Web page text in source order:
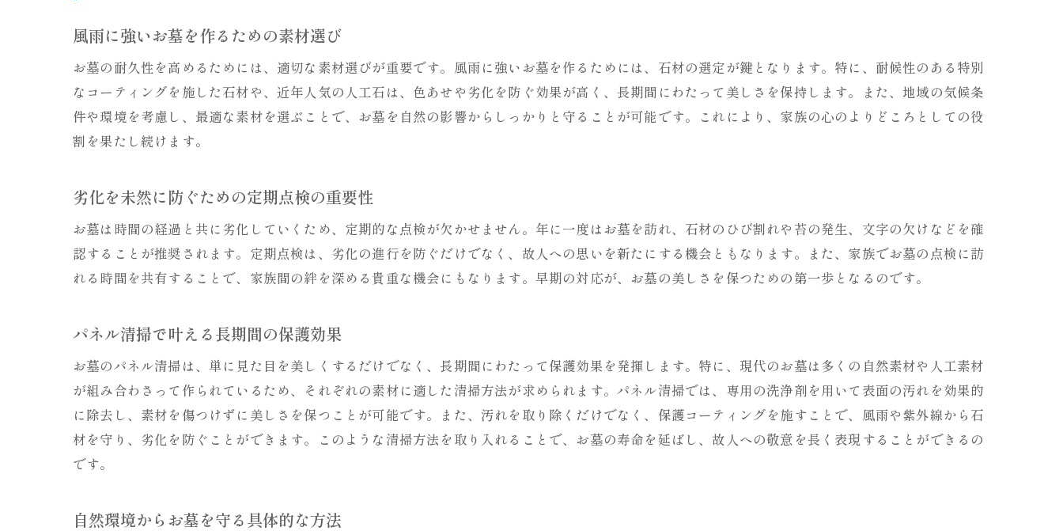
サービス選びで注意すべき点
プロならではの清掃技術の魅力
お墓のニーズに合わせたサービスの選び方
風雨に強いお墓を作るための素材選び
お墓の耐久性を高めるためには、適切な素材選びが重要です。風雨に強いお墓を作るためには、石材の選定が鍵となります。特に、耐候性のある特別
なコーティングを施した石材や、近年人気の人工石は、色あせや劣化を防ぐ効果が高く、長期間にわたって美しさを保持します。また、地域の気候条
件や環境を考慮し、最適な素材を選ぶことで、お墓を自然の影響からしっかりと守ることが可能です。これにより、家族の心のよりどころとしての役
割を果たし続けます。
劣化を未然に防ぐための定期点検の重要性
お墓は時間の経過と共に劣化していくため、定期的な点検が欠かせません。年に一度はお墓を訪れ、石材のひび割れや苔の発生、文字の欠けなどを確
認することが推奨されます。定期点検は、劣化の進行を防ぐだけでなく、故人への思いを新たにする機会ともなります。また、家族でお墓の点検に訪
れる時間を共有することで、家族間の絆を深める貴重な機会にもなります。早期の対応が、お墓の美しさを保つための第一歩となるのです。
パネル清掃で叶える長期間の保護効果
お墓のパネル清掃は、単に見た目を美しくするだけでなく、長期間にわたって保護効果を発揮します。特に、現代のお墓は多くの自然素材や人工素材
が組み合わさって作られているため、それぞれの素材に適した清掃方法が求められます。パネル清掃では、専用の洗浄剤を用いて表面の汚れを効果的
に除去し、素材を傷つけずに美しさを保つことが可能です。また、汚れを取り除くだけでなく、保護コーティングを施すことで、風雨や紫外線から石
材を守り、劣化を防ぐことができます。このような清掃方法を取り入れることで、お墓の寿命を延ばし、故人への敬意を長く表現することができるの
です。
自然環境からお墓を守る具体的な方法